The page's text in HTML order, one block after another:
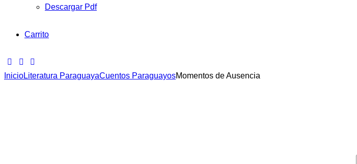
Descargar Pdf
Carrito
InicioLiteratura ParaguayaCuentos ParaguayosMomentos de Ausencia